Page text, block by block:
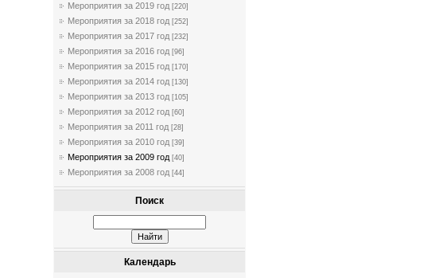
Мероприятия за 2019 год [220]
Мероприятия за 2018 год [252]
Мероприятия за 2017 год [232]
Мероприятия за 2016 год [96]
Мероприятия за 2015 год [170]
Мероприятия за 2014 год [130]
Мероприятия за 2013 год [105]
Мероприятия за 2012 год [60]
Мероприятия за 2011 год [28]
Мероприятия за 2010 год [39]
Мероприятия за 2009 год [40]
Мероприятия за 2008 год [44]
Поиск
Календарь